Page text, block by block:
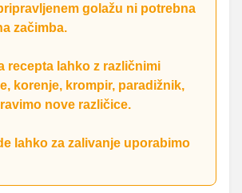
golažu ni potrebna
začimba.
recepta lahko z različnimi
korenje, krompir, paradižnik,
nove različice.
lahko za zalivanje uporabimo